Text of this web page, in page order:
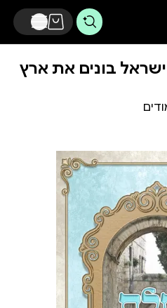
בונים את ארץ